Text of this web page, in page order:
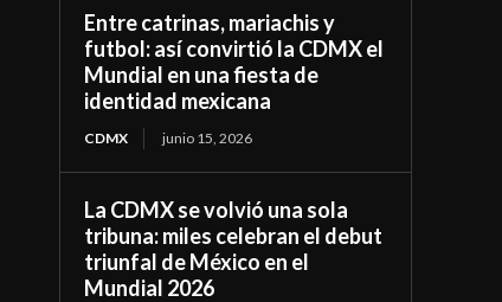
Entre catrinas, mariachis y
futbol: así convirtió la CDMX el
Mundial en una fiesta de
identidad mexicana
CDMX junio 15, 2026
La CDMX se volvió una sola
tribuna: miles celebran el debut
triunfal de México en el
Mundial 2026